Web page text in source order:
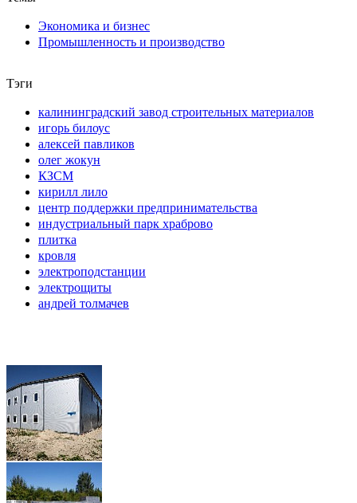
Экономика и бизнес
Промышленность и производство
Тэги
калининградский завод строительных материалов
игорь билоус
алексей павликов
олег жокун
КЗСМ
кирилл лило
центр поддержки предпринимательства
индустриальный парк храброво
плитка
кровля
электроподстанции
электрощиты
андрей толмачев